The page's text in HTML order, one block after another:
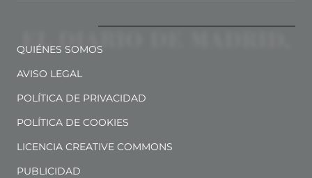
QUIÉNES SOMOS
AVISO LEGAL
POLÍTICA DE PRIVACIDAD
POLÍTICA DE COOKIES
LICENCIA CREATIVE COMMONS
PUBLICIDAD